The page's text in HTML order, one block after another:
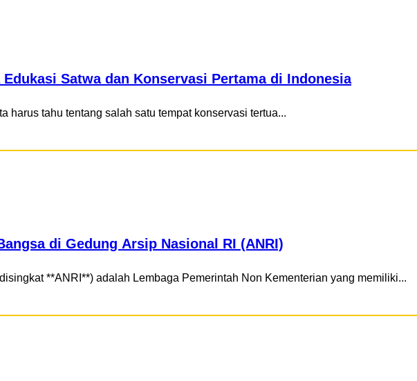
Satwa dan Konservasi Pertama di Indonesia
harus tahu tentang salah satu tempat konservasi tertua...
di Gedung Arsip Nasional RI (ANRI)
**ANRI**) adalah Lembaga Pemerintah Non Kementerian yang memiliki...